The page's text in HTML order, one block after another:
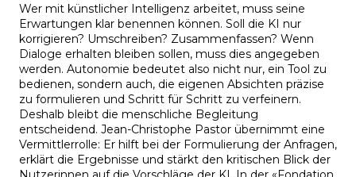
Wer mit künstlicher Intelligenz arbeitet, muss seine
Erwartungen klar benennen können. Soll die KI nur
korrigieren? Umschreiben? Zusammenfassen? Wenn
Dialoge erhalten bleiben sollen, muss dies angegeben
werden. Autonomie bedeutet also nicht nur, ein Tool zu
bedienen, sondern auch, die eigenen Absichten präzise
zu formulieren und Schritt für Schritt zu verfeinern.
Deshalb bleibt die menschliche Begleitung
entscheidend. Jean-Christophe Pastor übernimmt eine
Vermittlerrolle: Er hilft bei der Formulierung der Anfragen,
erklärt die Ergebnisse und stärkt den kritischen Blick der